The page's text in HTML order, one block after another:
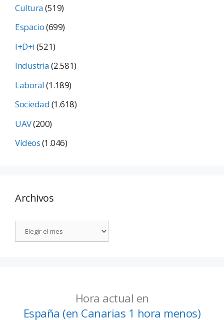
Cultura(519)
Espacio(699)
I+D+i(521)
Industria(2.581)
Laboral(1.189)
Sociedad(1.618)
UAV(200)
Vídeos(1.046)
Archivos
Hora actual en
España (en Canarias 1 hora menos)